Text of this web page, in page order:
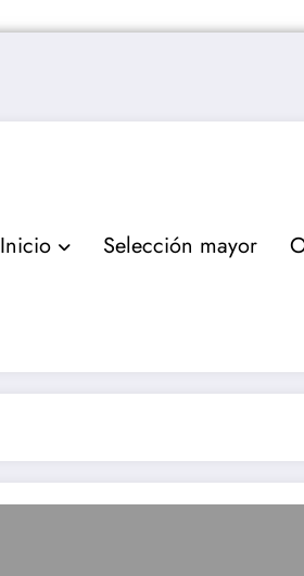
Inicio Selección mayor